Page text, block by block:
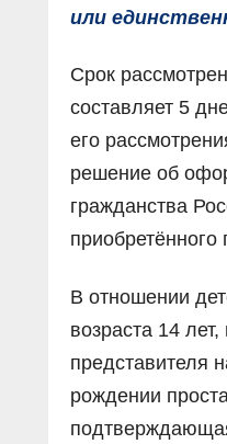
или
Срок
составляет 5
его
решение об
гражданства
В отношении
возраста 14
представителя
рождении